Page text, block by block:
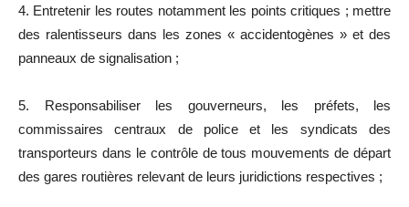
4. Entretenir les routes notamment les points critiques ; mettre
des ralentisseurs dans les zones « accidentogènes » et des
panneaux de signalisation ;
5. Responsabiliser les gouverneurs, les préfets, les
commissaires centraux de police et les syndicats des
transporteurs dans le contrôle de tous mouvements de départ
des gares routières relevant de leurs juridictions respectives ;